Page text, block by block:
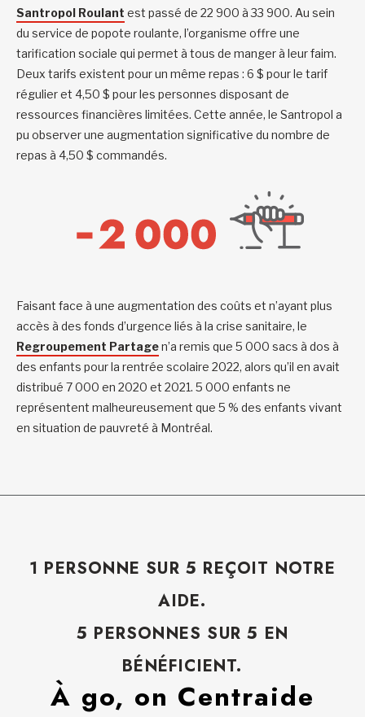
Santropol Roulant est passé de 22 900 à 33 900. Au sein
du service de popote roulante, l’organisme offre une
tarification sociale qui permet à tous de manger à leur faim.
Deux tarifs existent pour un même repas : 6 $ pour le tarif
régulier et 4,50 $ pour les personnes disposant de
ressources financières limitées. Cette année, le Santropol a
pu observer une augmentation significative du nombre de
repas à 4,50 $ commandés.
Faisant face à une augmentation des coûts et n’ayant plus
accès à des fonds d’urgence liés à la crise sanitaire, le
Regroupement Partagen’a remis que 5 000 sacs à dos à
des enfants pour la rentrée scolaire 2022, alors qu’il en avait
distribué 7 000 en 2020 et 2021. 5 000 enfants ne
représentent malheureusement que 5 % des enfants vivant
en situation de pauvreté à Montréal.
1 PERSONNE SUR 5 REÇOIT NOTRE
AIDE.
5 PERSONNES SUR 5 EN
BÉNÉFICIENT.
À go, on Centraide